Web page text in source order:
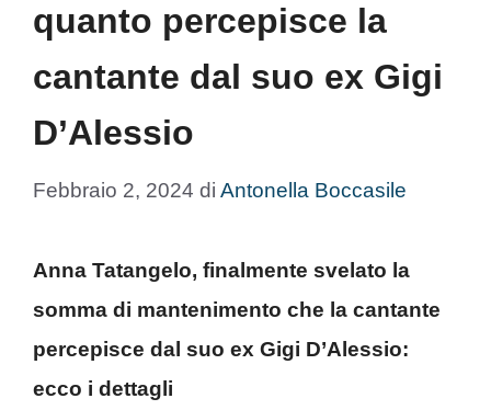
quanto percepisce la
cantante dal suo ex Gigi
D’Alessio
Febbraio 2, 2024 di Antonella Boccasile
Anna Tatangelo, finalmente svelato la
somma di mantenimento che la cantante
percepisce dal suo ex Gigi D’Alessio:
ecco i dettagli